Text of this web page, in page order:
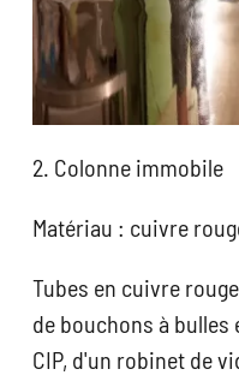
2. Colonne immobile
Matériau : cuivre
Tubes en cuivre
de bouchons à bulles
CIP, d'un robinet de